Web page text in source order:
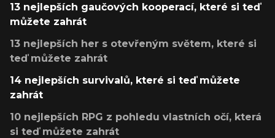
13 nejlepších gaučových kooperací, které si teď
můžete zahrát
13 nejlepších her s otevřeným světem, které si
teď můžete zahrát
14 nejlepších survivalů, které si teď můžete
zahrát
10 nejlepších RPG z pohledu vlastních očí, která
si teď můžete zahrát